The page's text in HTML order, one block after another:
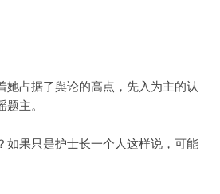
占据了舆论的高点，先入为主的认
主。
如果只是护士长一个人这样说，可能